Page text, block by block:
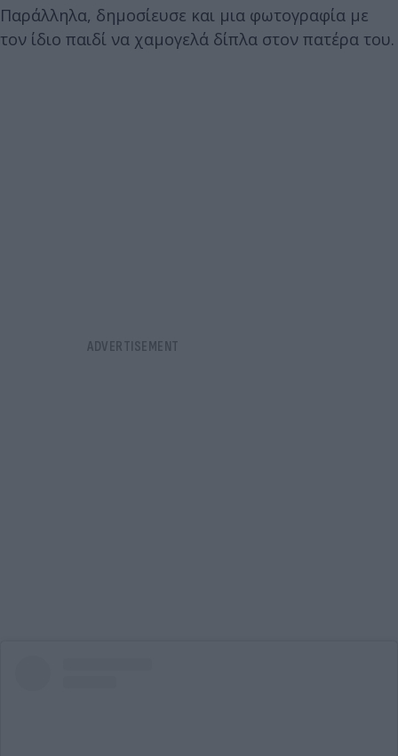
Παράλληλα, δημοσίευσε και μια φωτογραφία με
τον ίδιο παιδί να χαμογελά δίπλα στον πατέρα του.